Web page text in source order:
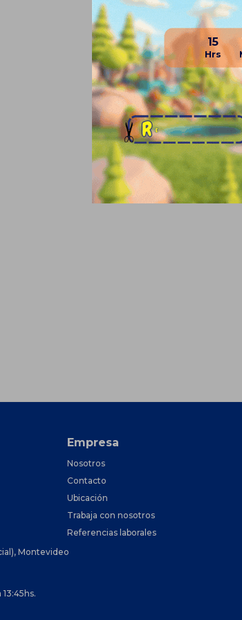
15
Montevideo
Empresa
Nosotros
Contacto
Ubicación
Trabaja con nosotros
Referencias laborales